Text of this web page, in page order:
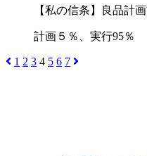
【私の信条】良品計
計画５％、実行95％
1 2 3 4 5 6 7